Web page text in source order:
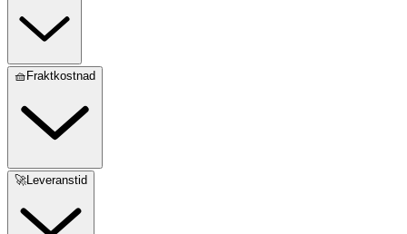
🧺Fraktkostnad
🚀Leveranstid